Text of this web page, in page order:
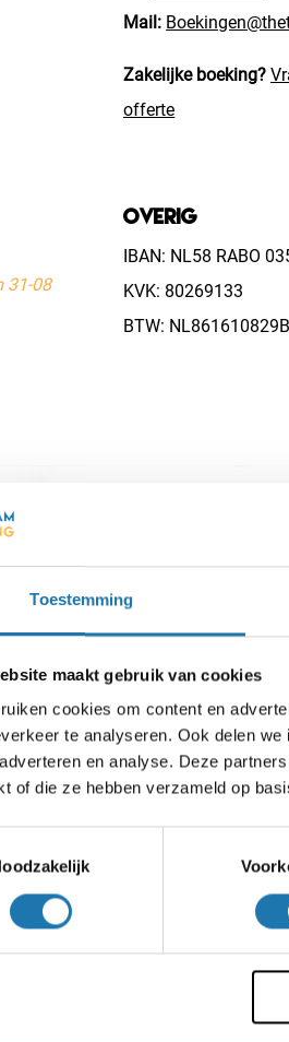
Toestemming
maakt gebruik van cookies
cookies om content en
te analyseren. Ook delen
en analyse. Deze
of die ze hebben verzameld op
31-08
Mail:
Zakelijke boeking?
offerte
Overig
IBAN: NL58 RABO
KVK: 80269133
BTW:
tijdens
juli t/m 31 augustus 2026